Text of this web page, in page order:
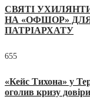
СВЯТІ
НА «ОФШОР»
ПАТРІАРХАТУ
655
«Кейс Тихона» у
оголив кризу